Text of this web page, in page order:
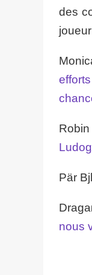
des
Pär
nous